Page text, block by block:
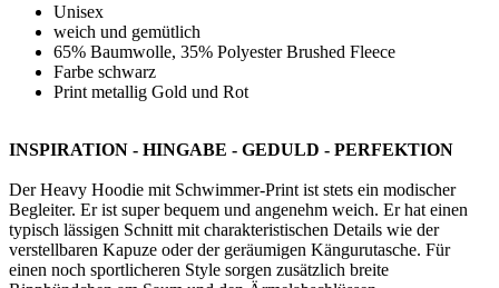
Unisex
weich und gemütlich
65% Baumwolle, 35% Polyester Brushed Fleece
Farbe schwarz
Print metallig Gold und Rot
INSPIRATION - HINGABE - GEDULD - PERFEKTION
Der Heavy Hoodie mit Schwimmer-Print ist stets ein modischer
Begleiter. Er ist super bequem und angenehm weich. Er hat einen
typisch lässigen Schnitt mit charakteristischen Details wie der
verstellbaren Kapuze oder der geräumigen Kängurutasche. Für
einen noch sportlicheren Style sorgen zusätzlich breite